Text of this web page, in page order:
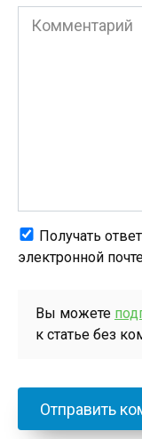
Комментарий
Получать
электронной
Вы можете
к статье без